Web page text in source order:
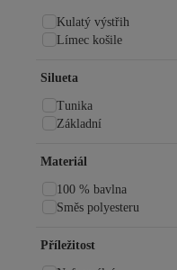
Kulatý výstřih
Límec košile
Silueta
Tunika
Základní
Materiál
100 % bavlna
Směs polyesteru
Příležitost